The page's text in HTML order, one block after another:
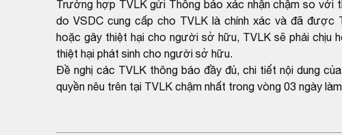
Trường hợp TVLK gửi Thông báo xác nhận chậm so với
do VSDC cung cấp cho TVLK là chính xác và đã được
hoặc gây thiệt hại cho người sở hữu, TVLK sẽ phải chịu
thiệt hại phát sinh cho người sở hữu.
Đề nghị các TVLK thông báo đầy đủ, chi tiết nội dung
quyền nêu trên tại TVLK chậm nhất trong vòng 03 ngày